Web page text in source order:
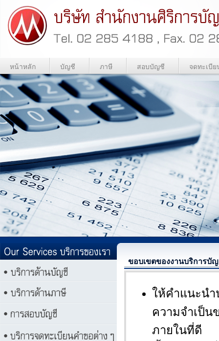
หน้าหลัก บัญชี ภาษี สอบบัญชี จดทะเบี
ขอบเขตของงานบริการบั
ให้คำแนะนำ
ความจำเป็น
ภายในที่ดี